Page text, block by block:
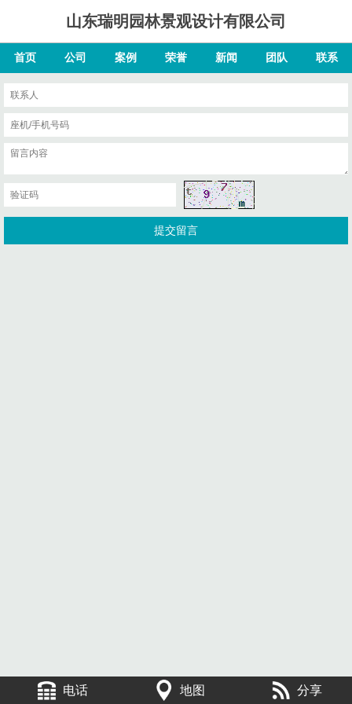
山东瑞明园林景观设计有限公司
首页 公司 案例 荣誉 新闻 团队 联系
电话 地图 分享